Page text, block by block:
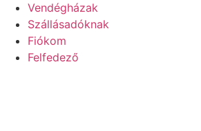
Vendégházak
Szállásadóknak
Fiókom
Felfedező